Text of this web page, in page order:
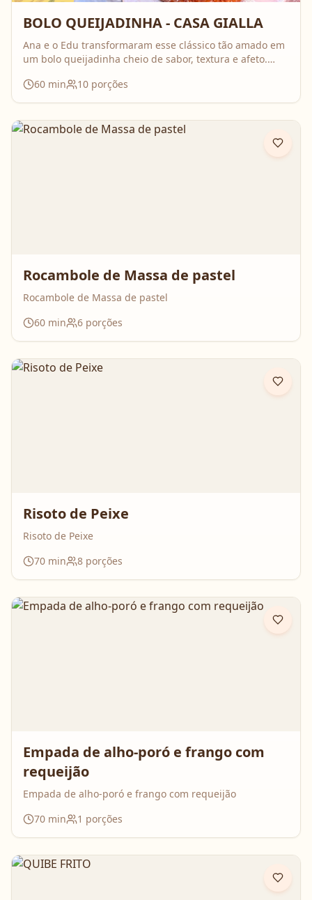
BOLO QUEIJADINHA - CASA GIALLA
Ana e o Edu transformaram esse clássico tão amado em
um bolo queijadinha cheio de sabor, textura e afeto.
que surpreende no resultado e perfuma a casa inteira
enquanto assa. Aperte o play, acompanhe o passo a
impossível de resistir 💛
60 min 10 porções
Rocambole de Massa de pastel
Rocambole de Massa de pastel
60 min 6 porções
Risoto de Peixe
Risoto de Peixe
70 min 8 porções
Empada de alho-poró e frango com
requeijão
Empada de alho-poró e frango com requeijão
70 min 1 porções